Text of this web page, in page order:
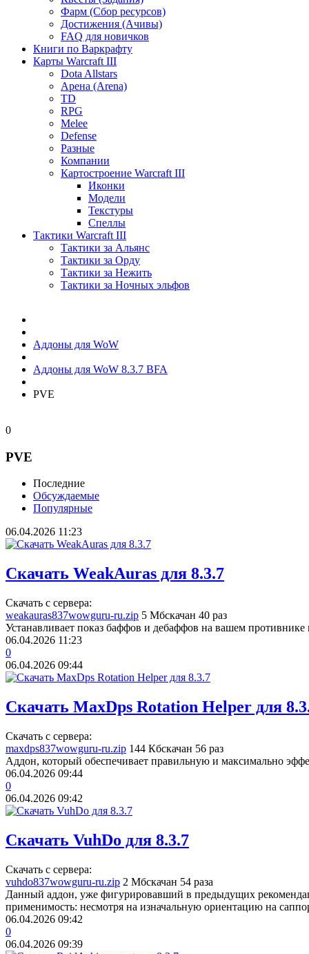
Фарм (Сбор ресурсов)
Достижения (Ачивы)
FAQ для новичков
Книги по Варкрафту
Карты Warcraft III
Dota Allstars
Арена (Arena)
TD
RPG
Melee
Defense
Разные
Компании
Картостроение Warcraft III
Иконки
Модели
Текстуры
Спеллы
Тактики Warcraft III
Тактики за Альянс
Тактики за Орду
Тактики за Нежить
Тактики за Ночных эльфов
Аддоны для WoW
Аддоны для WoW 8.3.7 BFA
PVE
0
PVE
Последние
Обсуждаемые
Популярные
06.04.2026 11:23
Скачать WeakAuras для 8.3.7
Скачать с сервера:
weakauras837wowguru-ru.zip 5 Мбскачан 40 раз
Устанавливает показ баффов и дебаффов на вашем противнике
06.04.2026 11:23
0
06.04.2026 09:44
Скачать MaxDps Rotation Helper для
Скачать с сервера:
maxdps837wowguru-ru.zip 144 Кбскачан 56 раз
Аддон, который обеспечивает правильную и максимально
06.04.2026 09:44
0
06.04.2026 09:42
Скачать VuhDo для 8.3.7
Скачать с сервера:
vuhdo837wowguru-ru.zip 2 Мбскачан 54 раза
Данный аддон, уже фигурировавший в предыдущих
применимость: несмотря на изначальную ориентацию на
06.04.2026 09:42
0
06.04.2026 09:39